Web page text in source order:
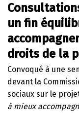
un fin
droits de la
Convoqué à une
devant la
sociaux sur le
à mieux